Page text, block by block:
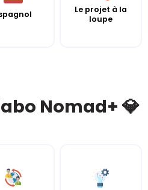
Le projet à la
loupe
Nomad+ 💎